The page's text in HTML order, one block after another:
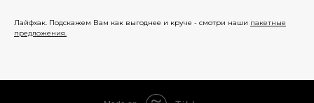
Лайфхак. Подскажем Вам как выгоднее и круче - смотри наши пакетные
предложения.